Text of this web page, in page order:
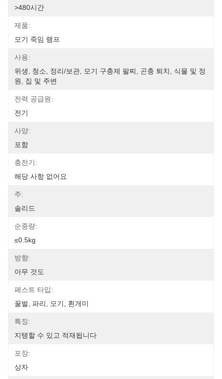
>480시간
제품:
모기 죽임 램프
사용:
위생, 청소, 정리/보관, 모기 구충제 팔찌, 곤충 퇴치, 식물 및 정
원, 집 및 주변
전력 공급원:
전기
사양:
포함
충전기:
해당 사항 없어요
주:
솔리드
순중량:
≤0.5kg
방향:
아무 것도
페스트 타입:
꿀벌, 파리, 모기, 흰개미
특징:
지탱할 수 있고 적재됩니다
포장:
상자